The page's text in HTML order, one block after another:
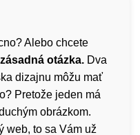
Alebo chcete
otázka. Dva
dizajnu môžu mať
Pretože jeden má
obrázkom.
web, to sa Vám už